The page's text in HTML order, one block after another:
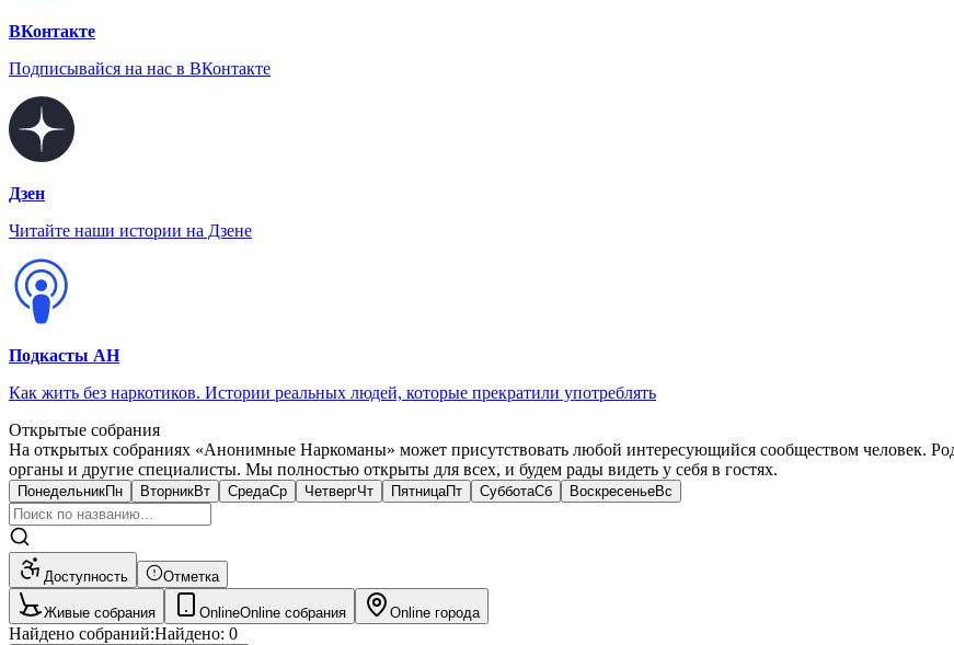
ВКонтакте
Подписывайся на нас в ВКонтакте
Дзен
Читайте наши истории на Дзене
Подкасты АН
Как жить без наркотиков. Истории реальных людей, которые прекратили употреблять
Открытые собрания
На открытых собраниях «Анонимные Наркоманы» может присутствовать любой интересующийся сообществом человек.
органы и другие специалисты. Мы полностью открыты для всех, и будем рады видеть у себя в гостях.
ПонедельникПн ВторникВт СредаСр ЧетвергЧт ПятницаПт СубботаСб ВоскресеньеВс
Доступность Отметка
Живые собрания OnlineOnline собрания Online города
Найдено собраний:Найдено: 0